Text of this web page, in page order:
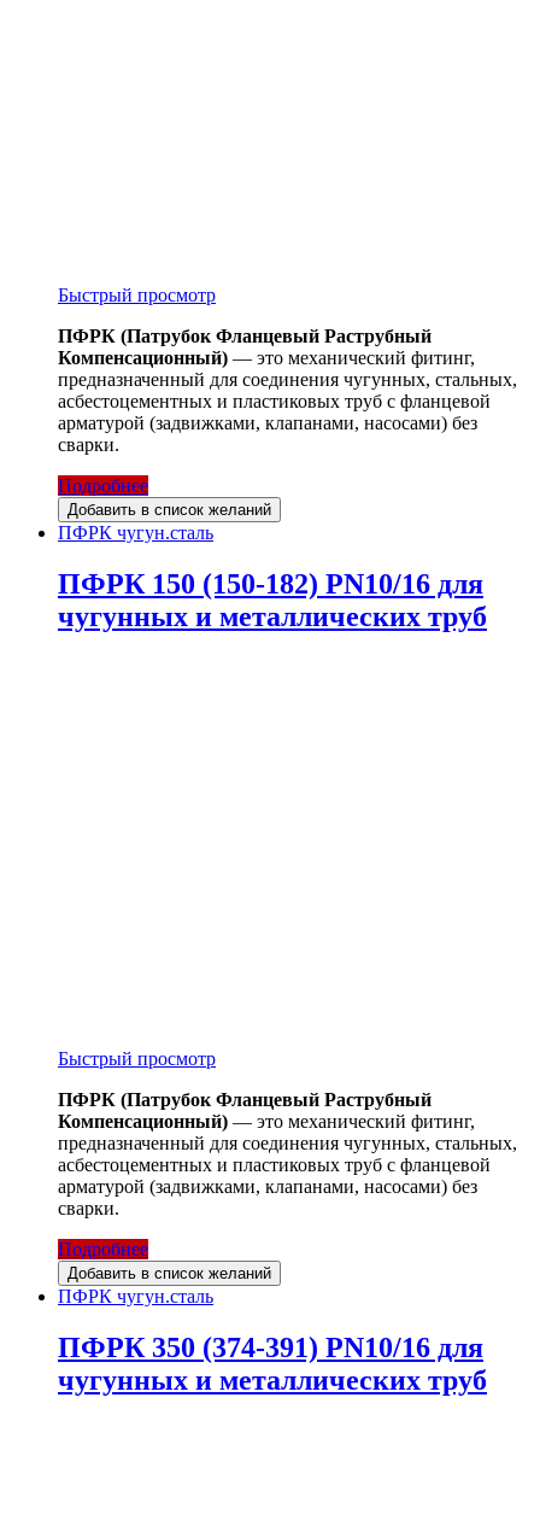
Быстрый просмотр
ПФРК (Патрубок Фланцевый Раструбный
Компенсационный) — это механический фитинг,
предназначенный для соединения чугунных, стальных,
асбестоцементных и пластиковых труб с фланцевой
арматурой (задвижками, клапанами, насосами) без
сварки.
Подробнее
Добавить в список желаний
ПФРК чугун.сталь
ПФРК 150 (150-182) PN10/16 для
чугунных и металлических труб
Быстрый просмотр
ПФРК (Патрубок Фланцевый Раструбный
Компенсационный) — это механический фитинг,
предназначенный для соединения чугунных, стальных,
асбестоцементных и пластиковых труб с фланцевой
арматурой (задвижками, клапанами, насосами) без
сварки.
Подробнее
Добавить в список желаний
ПФРК чугун.сталь
ПФРК 350 (374-391) PN10/16 для
чугунных и металлических труб